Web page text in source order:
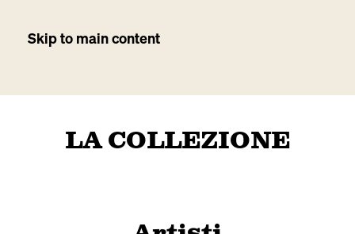
Skip to main content
LA COLLEZIONE